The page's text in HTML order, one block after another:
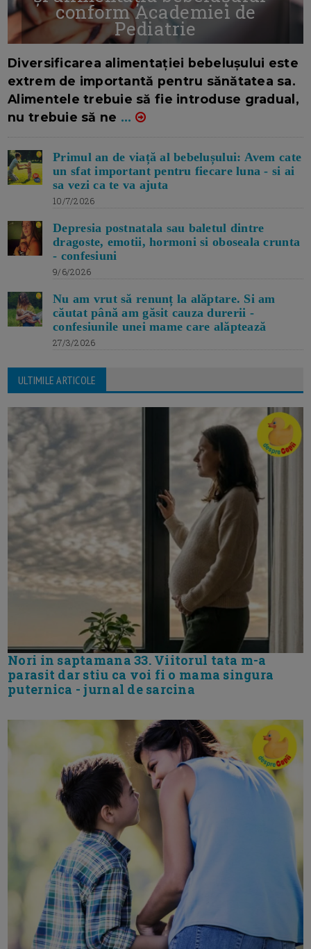
conform Academiei de
Pediatrie
Diversificarea alimentației bebelușului este
extrem de importantă pentru sănătatea sa.
Alimentele trebuie să fie introduse gradual,
nu trebuie să ne ...
Primul an de viață al bebelușului: Avem cate
un sfat important pentru fiecare luna - si ai
sa vezi ca te va ajuta
10/7/2026
Depresia postnatala sau baletul dintre
dragoste, emotii, hormoni si oboseala crunta
- confesiuni
9/6/2026
Nu am vrut să renunț la alăptare. Si am
căutat până am găsit cauza durerii -
confesiunile unei mame care alăptează
27/3/2026
ULTIMILE ARTICOLE
Nori in saptamana 33. Viitorul tata m-a
parasit dar stiu ca voi fi o mama singura
puternica - jurnal de sarcina